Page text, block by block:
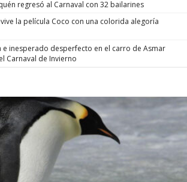
regresó al Carnaval con 32 bailarines
la película Coco con una colorida alegoría
e inesperado desperfecto en el carro de Asmar
Carnaval de Invierno